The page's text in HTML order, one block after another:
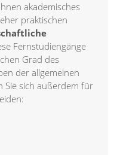
akademisches
praktischen
Fernstudiengänge
Grad des
der allgemeinen
Sie sich außerdem für